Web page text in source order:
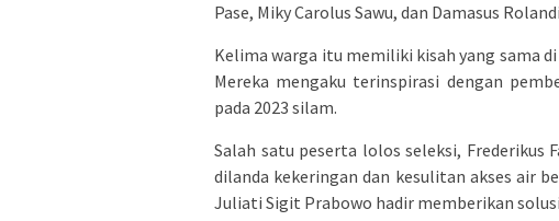
Pase, Miky Carolus Sawu, dan Damasus
Kelima warga itu memiliki kisah yang sama
Mereka mengaku terinspirasi dengan
pada 2023 silam.
Salah satu peserta lolos seleksi, Frederikus
dilanda kekeringan dan kesulitan akses air
Juliati Sigit Prabowo hadir memberikan